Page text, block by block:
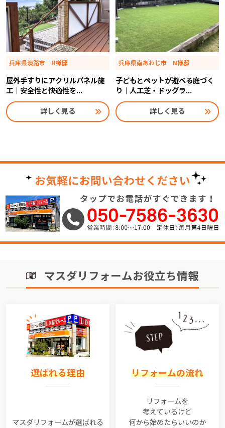
兵庫県淡路市 H様邸
屋外手すりにアクリルパネル施
工｜安全性と快適性を...
詳しく見る
兵庫県南あわじ市 N様邸
子どもとペットが遊べる庭づく
り｜人工芝・ドッグラ...
詳しく見る
マスダリフォームお役立ち情報
選ばれる理由
マスダリフォームが選ばれる
リフォームの流れ
リフォームを
考えているけど
何から始めたらいいのか